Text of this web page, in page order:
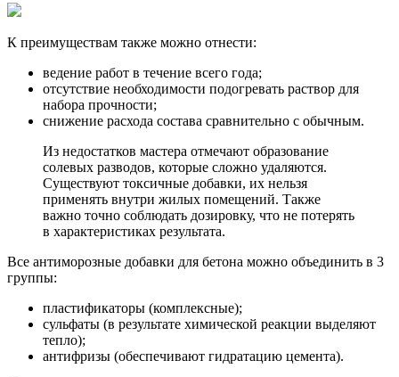
К преимуществам также можно отнести:
ведение работ в течение всего года;
отсутствие необходимости подогревать раствор для
набора прочности;
снижение расхода состава сравнительно с обычным.
Из недостатков мастера отмечают образование
солевых разводов, которые сложно удаляются.
Существуют токсичные добавки, их нельзя
применять внутри жилых помещений. Также
важно точно соблюдать дозировку, что не потерять
в характеристиках результата.
Все антиморозные добавки для бетона можно объединить в 3
группы:
пластификаторы (комплексные);
сульфаты (в результате химической реакции выделяют
тепло);
антифризы (обеспечивают гидратацию цемента).